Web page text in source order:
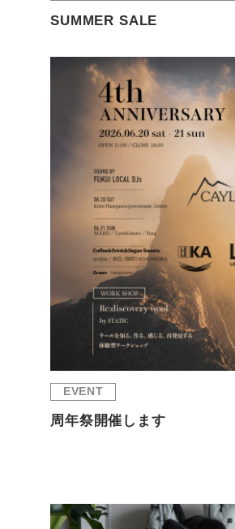
SUMMER SALE
EVENT
周年祭開催します